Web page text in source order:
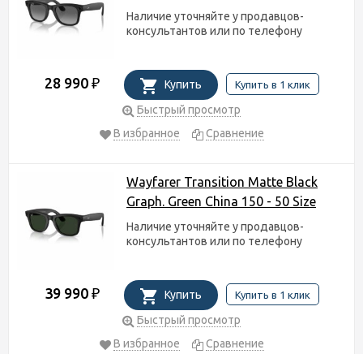
Наличие уточняйте у продавцов-
консультантов или по телефону
28 990 ₽ Купить Купить в 1 клик
Быстрый просмотр
В избранное
Сравнение
Wayfarer Transition Matte Black
Graph. Green China 150 - 50 Size
Наличие уточняйте у продавцов-
консультантов или по телефону
39 990 ₽ Купить Купить в 1 клик
Быстрый просмотр
В избранное
Сравнение